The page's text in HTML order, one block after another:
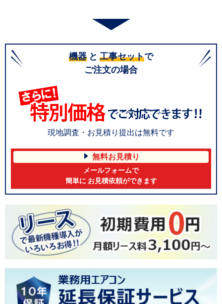
機器 と 工事セットで
ご注文の場合
現地調査・お見積り提出は無料です
無料お見積り
メールフォームで
簡単に お見積依頼ができます